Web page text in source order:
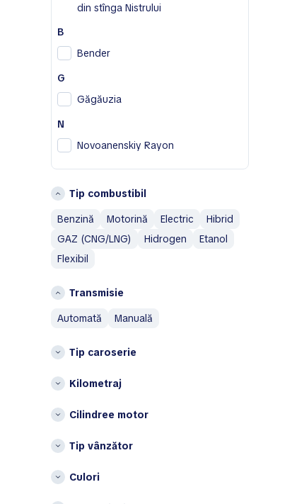
C
Changan
Chevrolet
Cupra
D
Daewoo
Denza
DongFeng
DS
Fiat
G
Genesis
Great Wall
din stînga Nistrului
B
Bender
G
Găgăuzia
N
Novoanenskiy Rayon
R
Raionul Dondușeni
Raionul Rezina
Bessarabskiy Rayon
Chimishliyskiy Rayon
Dubăsari
Floreshtskiy Rayon
Glodyanskiy Rayon
Lazovskiy Rayon
Tip combustibil
Benzină
Motorină Electric
Hibrid
GAZ (CNG/LNG)
Hidrogen
Etanol
Flexibil
Transmisie
automată
manuală
Tip caroserie
Kilometraj
Cilindree motor
Tip vânzător
Culori